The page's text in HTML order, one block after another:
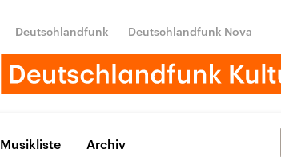
Deutschlandfunk Deutschlandfunk Nova
Musikliste Archiv